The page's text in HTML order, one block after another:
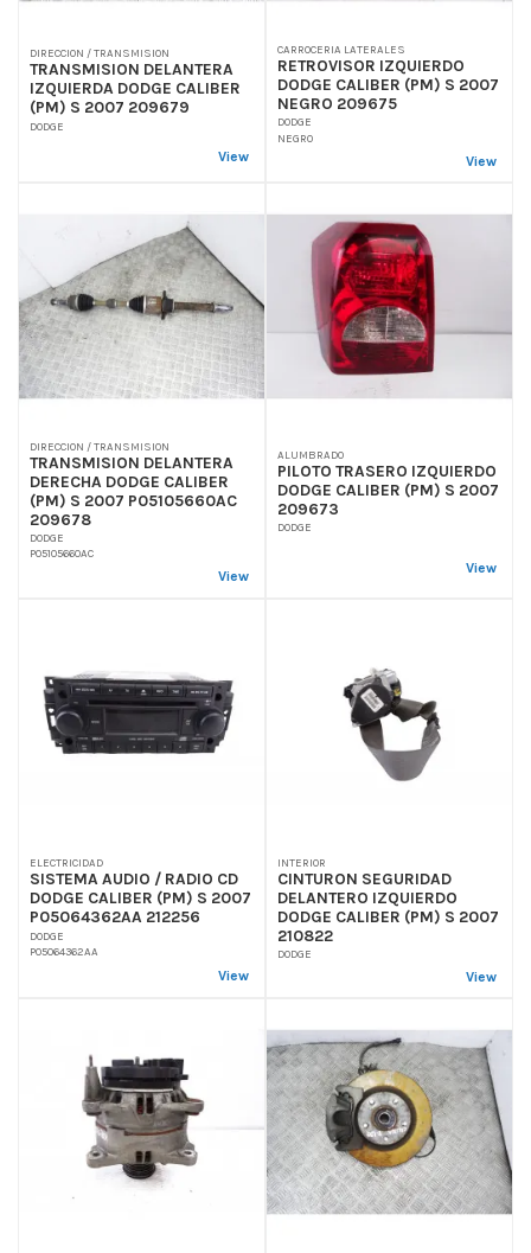
DIRECCION / TRANSMISION
TRANSMISION DELANTERA
IZQUIERDA DODGE CALIBER
(PM) S 2007 209679
DODGE
View
CARROCERIA LATERALES
RETROVISOR IZQUIERDO
DODGE CALIBER (PM) S 2007
NEGRO 209675
DODGE
NEGRO
View
DIRECCION / TRANSMISION
TRANSMISION DELANTERA
DERECHA DODGE CALIBER
(PM) S 2007 P05105660AC
209678
DODGE
P05105660AC
View
ALUMBRADO
PILOTO TRASERO IZQUIERDO
DODGE CALIBER (PM) S 2007
209673
DODGE
View
ELECTRICIDAD
SISTEMA AUDIO / RADIO CD
DODGE CALIBER (PM) S 2007
P05064362AA 212256
DODGE
P05064362AA
View
INTERIOR
CINTURON SEGURIDAD
DELANTERO IZQUIERDO
DODGE CALIBER (PM) S 2007
210822
DODGE
View